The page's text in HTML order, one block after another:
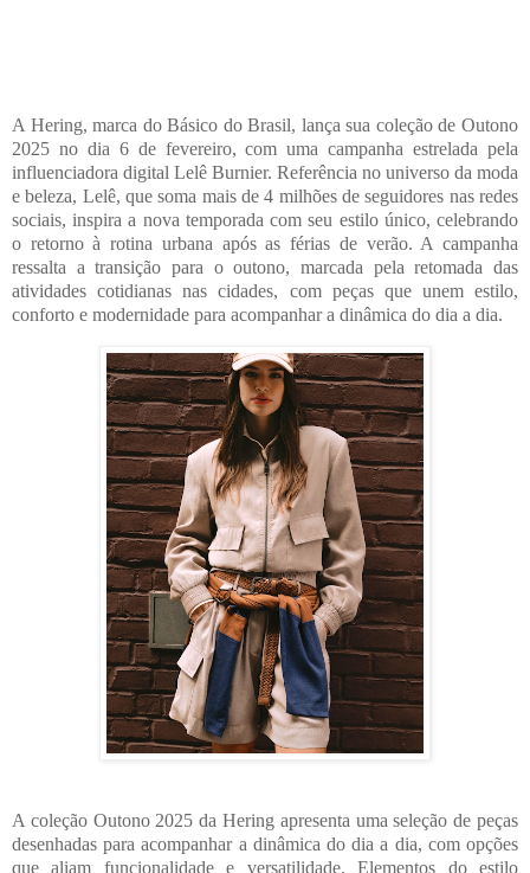
A Hering, marca do Básico do Brasil, lança sua coleção de Outono
2025 no dia 6 de fevereiro, com uma campanha estrelada pela
influenciadora digital Lelê Burnier. Referência no universo da moda
e beleza, Lelê, que soma mais de 4 milhões de seguidores nas redes
sociais, inspira a nova temporada com seu estilo único, celebrando
o retorno à rotina urbana após as férias de verão. A campanha
ressalta a transição para o outono, marcada pela retomada das
atividades cotidianas nas cidades, com peças que unem estilo,
conforto e modernidade para acompanhar a dinâmica do dia a dia.
A coleção Outono 2025 da Hering apresenta uma seleção de peças
desenhadas para acompanhar a dinâmica do dia a dia, com opções
que aliam funcionalidade e versatilidade. Elementos do estilo